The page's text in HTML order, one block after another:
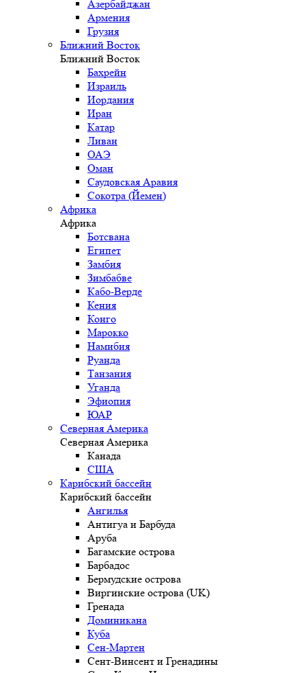
Азербайджан
Армения
Грузия
Ближний Восток
Ближний Восток
Бахрейн
Израиль
Иордания
Иран
Катар
Ливан
ОАЭ
Оман
Саудовская Аравия
Сокотра (Йемен)
Африка
Африка
Ботсвана
Египет
Замбия
Зимбабве
Кабо-Верде
Кения
Конго
Марокко
Намибия
Руанда
Танзания
Уганда
Эфиопия
ЮАР
Северная Америка
Северная Америка
Канада
США
Карибский бассейн
Карибский бассейн
Ангилья
Антигуа и Барбуда
Аруба
Багамские острова
Барбадос
Бермудские острова
Виргинские острова (UK)
Гренада
Доминикана
Куба
Сен-Мартен
Сент-Винсент и Гренадины